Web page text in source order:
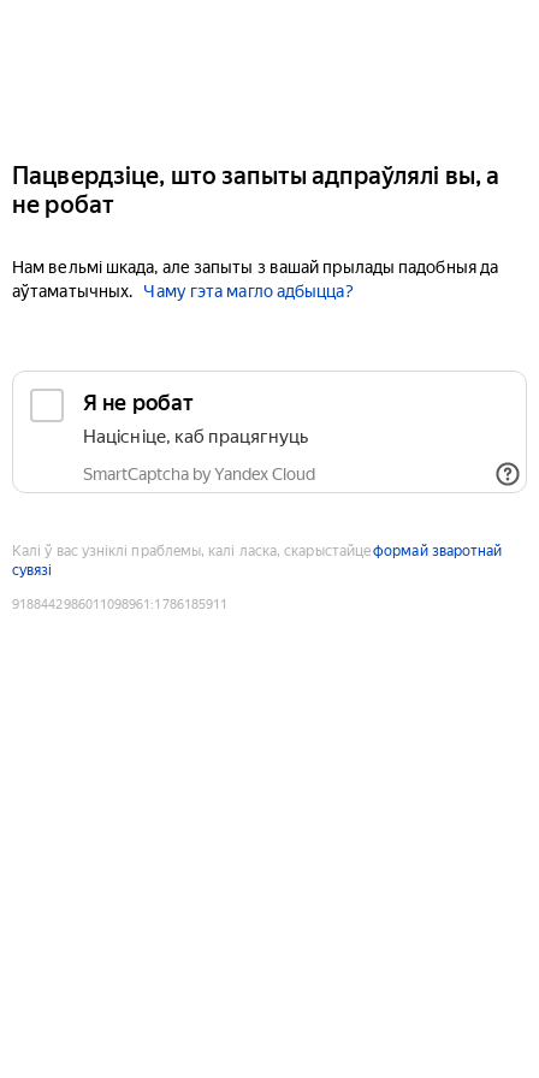
Пацвердзіце, што запыты адпраўлялі вы, а
не робат
Нам вельмі шкада, але запыты з вашай прылады падобныя да
аўтаматычных.
Чаму гэта магло адбыцца?
Я не робат
Націсніце, каб працягнуць
SmartCaptcha by Yandex Cloud
Калі ў вас узніклі праблемы, калі ласка, скарыстайцеформай зваротнай
сувязі
9188442986011098961 :1786185911